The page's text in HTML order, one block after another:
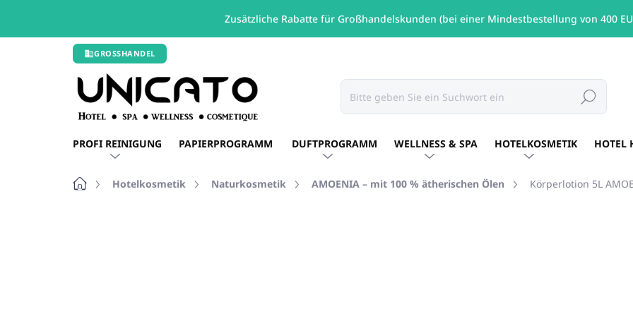
Zusätzliche Rabatte für Großhandelskunden (bei einer Mindestbestellung von 400
Zum
GROSSHANDEL
Suchen
PROFI REINIGUNG PAPIERPROGRAMM DUFTPROGRAMM WELLNESS & SPA HOTELKOSMETIK HOTEL
StartseiteHotelkosmetik Naturkosmetik AMOENIA – mit 100 % ätherischen Ölen Körperlotion 5L